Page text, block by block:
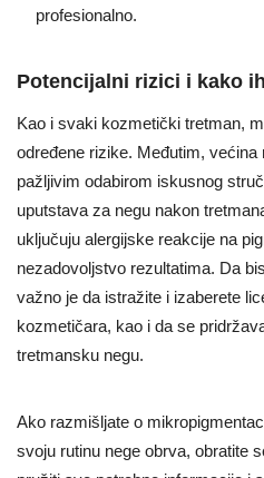
profesionalno.
Potencijalni rizici i kako
Kao i svaki kozmetički tretman,
određene rizike. Međutim,
pažljivim odabirom iskusnog
uputstava za negu nakon
uključuju alergijske reakcije na
nezadovoljstvo rezultatima. Da
važno je da istražite i izaberete
kozmetičara, kao i da se
tretmansku negu.
Ako razmišljate o
svoju rutinu nege obrva, obratite